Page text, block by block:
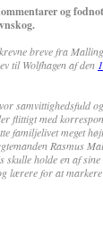
og
breve fra
til Wolfhagen af den
samvittighedsfuld
flittigt med
familjelivet meget
Rasmus
skulle holde en af
lærere for at